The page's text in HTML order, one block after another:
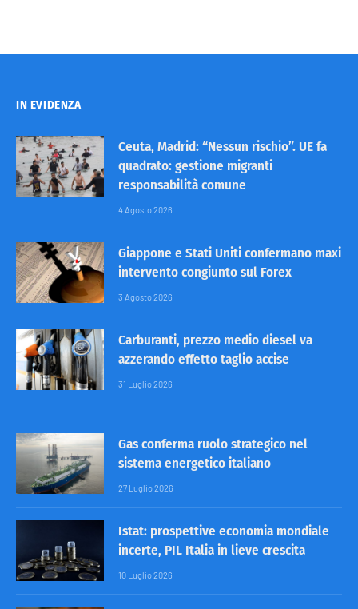
IN EVIDENZA
Ceuta, Madrid: “Nessun rischio”. UE fa
quadrato: gestione migranti
responsabilità comune
4 Agosto 2026
Giappone e Stati Uniti confermano maxi
intervento congiunto sul Forex
3 Agosto 2026
Carburanti, prezzo medio diesel va
azzerando effetto taglio accise
31 Luglio 2026
Gas conferma ruolo strategico nel
sistema energetico italiano
27 Luglio 2026
Istat: prospettive economia mondiale
incerte, PIL Italia in lieve crescita
10 Luglio 2026